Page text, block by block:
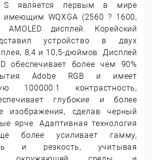
S является первым в мире
имеющим WQXGA (2560 ? 1600,
AMOLED дисплей. Корейский
устройство в двух
8,4 и 10,5-дюймов. Дисплей
обеспечивает более чем 90%
Adobe RGB и имеет
100000:1 контрастность,
глубокие и более
изображения, сделав черный
ярче. Адаптивная технология
более усиливает гамму,
и резкость, учитывая